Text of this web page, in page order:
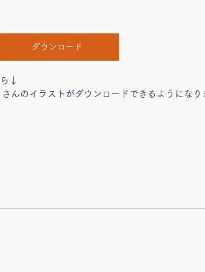
ダウンロード
ら↓
んのイラストがダウンロードできるようになり